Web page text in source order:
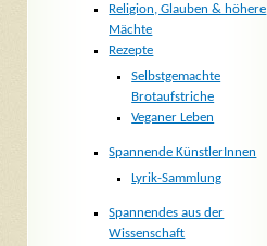
Religion, Glauben & höhere
Mächte
Rezepte
Selbstgemachte
Brotaufstriche
Veganer Leben
Spannende KünstlerInnen
Lyrik-Sammlung
Spannendes aus der
Wissenschaft